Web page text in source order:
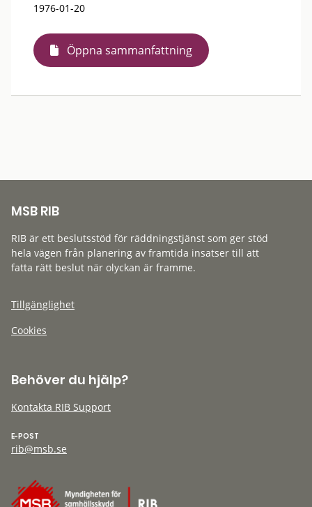
1976-01-20
Öppna sammanfattning
MSB RIB
RIB är ett beslutsstöd för räddningstjänst som ger stöd
hela vägen från planering av framtida insatser till att
fatta rätt beslut när olyckan är framme.
Tillgänglighet
Cookies
Behöver du hjälp?
Kontakta RIB Support
E-POST
rib@msb.se